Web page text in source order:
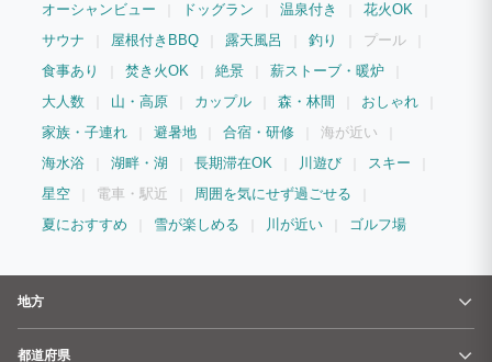
オーシャンビュー
ドッグラン 温泉付き
花火OK
サウナ
屋根付きBBQ 露天風呂 釣り
プール
食事あり
焚き火OK 絶景
薪ストーブ・暖炉
大人数
山・高原 カップル 森・林間
おしゃれ
家族・子連れ
避暑地 合宿・研修
海が近い
海水浴
湖畔・湖 長期滞在OK 川遊び
スキー
星空
電車・駅近
周囲を気にせず過ごせる
夏におすすめ
雪が楽しめる 川が近い ゴルフ場
地方
都道府県